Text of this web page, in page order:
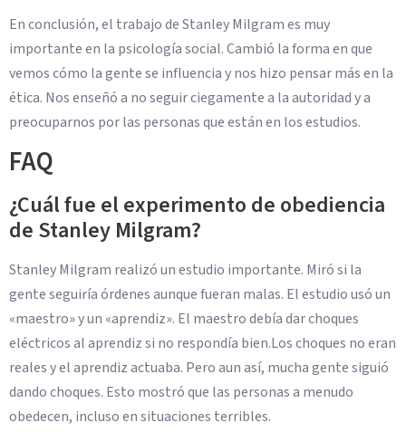
En conclusión, el trabajo de Stanley Milgram es muy
importante en la psicología social. Cambió la forma en que
vemos cómo la gente se influencia y nos hizo pensar más en la
ética. Nos enseñó a no seguir ciegamente a la autoridad y a
preocuparnos por las personas que están en los estudios.
FAQ
¿Cuál fue el experimento de obediencia
de Stanley Milgram?
Stanley Milgram realizó un estudio importante. Miró si la
gente seguiría órdenes aunque fueran malas. El estudio usó un
«maestro» y un «aprendiz». El maestro debía dar choques
eléctricos al aprendiz si no respondía bien.Los choques no eran
reales y el aprendiz actuaba. Pero aun así, mucha gente siguió
dando choques. Esto mostró que las personas a menudo
obedecen, incluso en situaciones terribles.